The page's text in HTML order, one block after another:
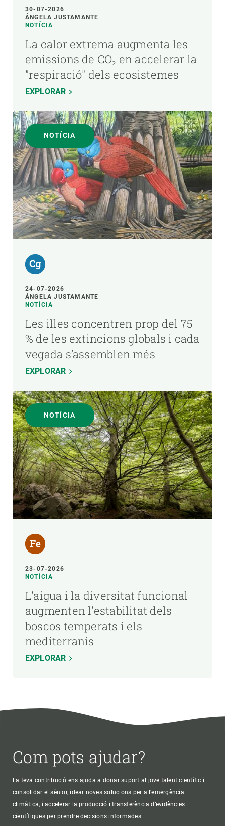
30-07-2026
ÁNGELA JUSTAMANTE
NOTÍCIA
La calor extrema augmenta les
emissions de CO₂ en accelerar la
"respiració" dels ecosistemes
EXPLORAR
NOTÍCIA
24-07-2026
ÁNGELA JUSTAMANTE
NOTÍCIA
Les illes concentren prop del 75
% de les extincions globals i cada
vegada s’assemblen més
EXPLORAR
NOTÍCIA
23-07-2026
NOTÍCIA
L'aigua i la diversitat funcional
augmenten l'estabilitat dels
boscos temperats i els
mediterranis
EXPLORAR
Com pots ajudar?
La teva contribució ens ajuda a donar suport al jove talent científic i
consolidar el sènior, idear noves solucions per a l'emergència
climàtica, i accelerar la producció i transferència d’evidències
científiques per prendre decisions informades.